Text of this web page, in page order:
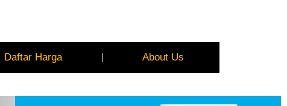
Daftar Harga About Us